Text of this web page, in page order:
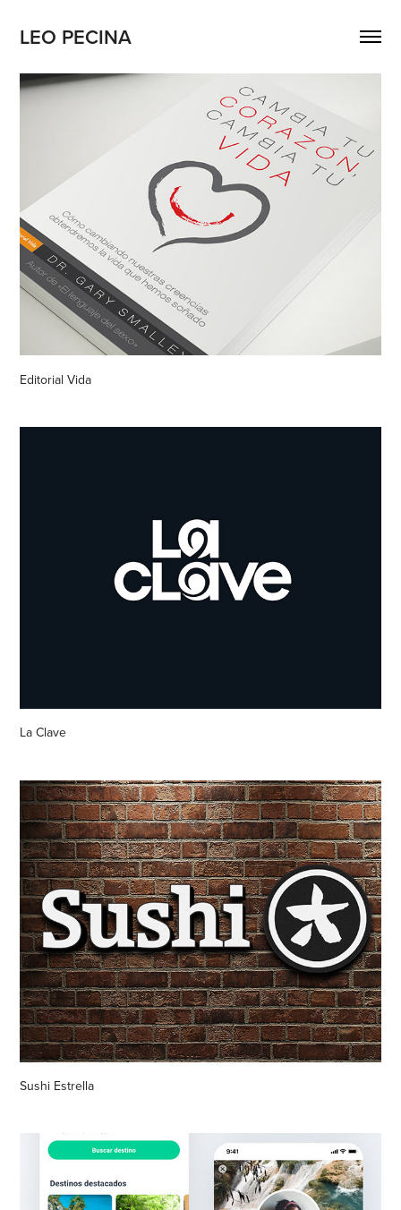
LEO PECINA
Editorial Vida
La Clave
Sushi Estrella